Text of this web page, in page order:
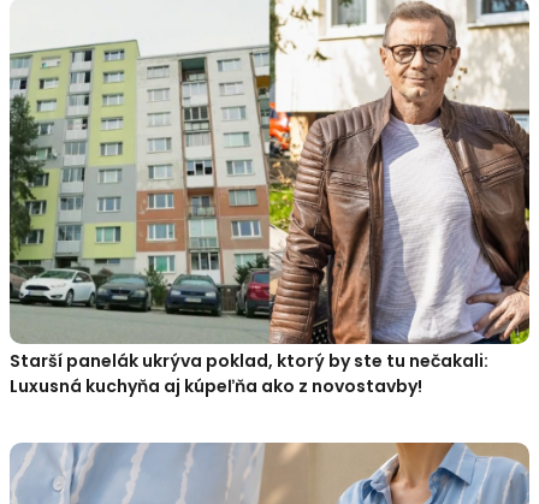
Starší panelák ukrýva poklad, ktorý by ste tu nečakali:
Luxusná kuchyňa aj kúpeľňa ako z novostavby!